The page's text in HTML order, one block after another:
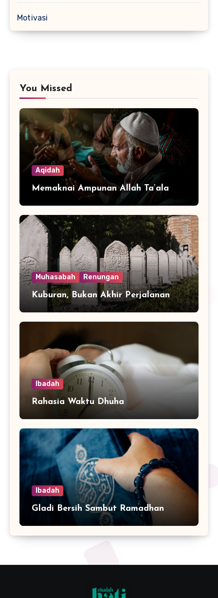
Motivasi
You Missed
Aqidah
Memaknai Ampunan Allah Ta’ala
Muhasabah Renungan
Kuburan, Bukan Akhir Perjalanan
Ibadah
Rahasia Waktu Dhuha
Ibadah
Gladi Bersih Sambut Ramadhan